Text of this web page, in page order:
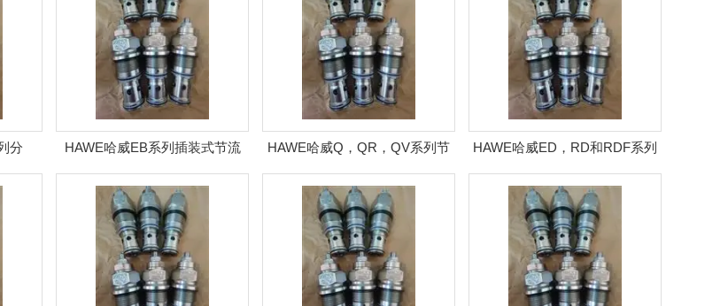
分
HAWE哈威EB系列插装式节流
阀/BE与BC型阀
HAWE哈威Q，QR，QV系列节
流阀供应
HAWE哈威ED，RD和RDF系列
节流阀